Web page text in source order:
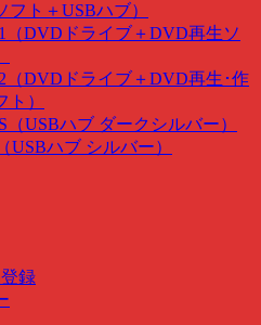
フト＋USBハブ）
（DVDドライブ＋DVD再生ソ
（DVDドライブ＋DVD再生･作
ト）
（USBハブ ダークシルバー）
USBハブ シルバー）
録